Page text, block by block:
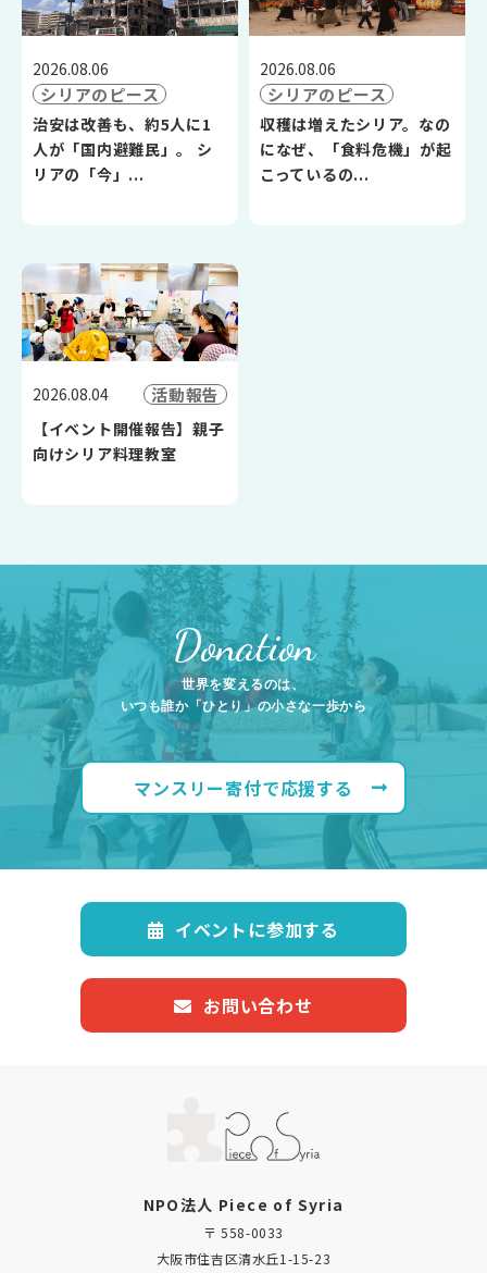
2026.08.06
シリアのピース
治安は改善も、約5人に1
人が「国内避難民」。 シ
リアの「今」...
2026.08.06
シリアのピース
収穫は増えたシリア。なの
になぜ、「食料危機」が起
こっているの...
2026.08.04 活動報告
【イベント開催報告】親子
向けシリア料理教室
Donation
世界を変えるのは、
いつも誰か「ひとり」の小さな一歩から
マンスリー寄付で応援する
イベントに参加する
お問い合わせ
NPO法人 Piece of Syria
〒 558-0033
大阪市住吉区清水丘1-15-23